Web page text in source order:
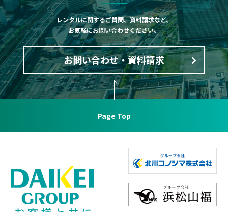
レンタルに関するご質問、資料請求など、
お気軽にお問い合わせください。
お問い合わせ・資料請求
Page Top